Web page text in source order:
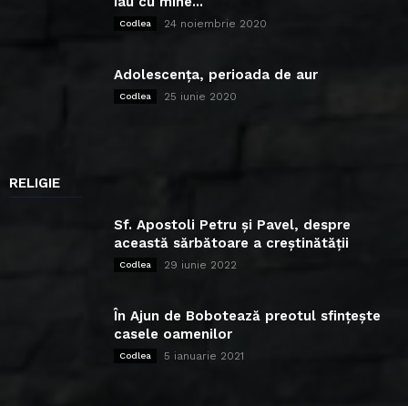
Codlea 24 noiembrie 2020
Adolescența, perioada de aur
Codlea 25 iunie 2020
RELIGIE
Sf. Apostoli Petru și Pavel, despre
această sărbătoare a creștinătății
Codlea 29 iunie 2022
În Ajun de Bobotează preotul sfințește
casele oamenilor
Codlea 5 ianuarie 2021